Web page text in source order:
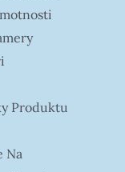
Produktu
Na